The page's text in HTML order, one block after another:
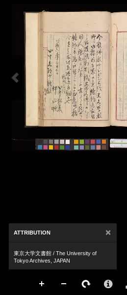
ATTRIBUTION ×
東京大学文書館 / The University of
Tokyo Archives, JAPAN